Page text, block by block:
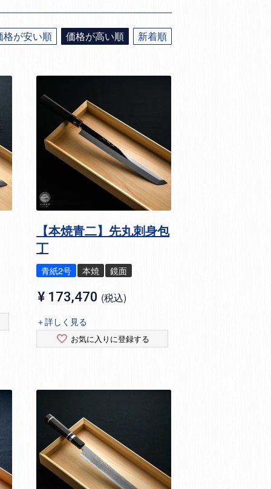
格が安い順 価格が高い順 新着順
【本焼青二】先丸刺身包
丁
青紙2号 本焼 鏡面
¥ 173,470 税込
＋詳しく見る
お気に入りに登録する